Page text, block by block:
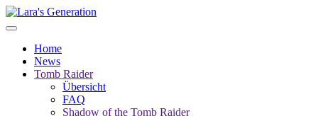
Home
News
Tomb Raider
Übersicht
FAQ
Shadow of the Tomb Raider